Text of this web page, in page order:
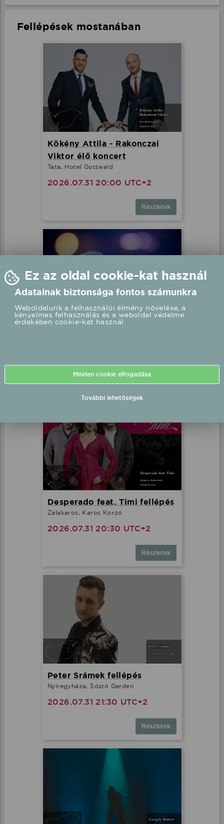
Fellépések mostanában
Kökény Attila - Rakonczai
Viktor élő koncert
Tata, Hotel Gottwald
2026.07.31 20:00 UTC+2
Részletek
Desperado feat. Timi fellépés
Zalakaros, Karos Korzó
2026.07.31 20:30 UTC+2
Részletek
Peter Srámek fellépés
Nyíregyháza, Sóstó Garden
2026.07.31 21:30 UTC+2
Részletek
További lehetőségek